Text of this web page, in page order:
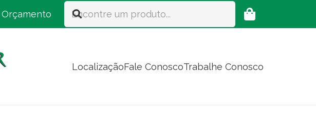
Orçamento
LocalizaçãoFale ConoscoTrabalhe Conosco